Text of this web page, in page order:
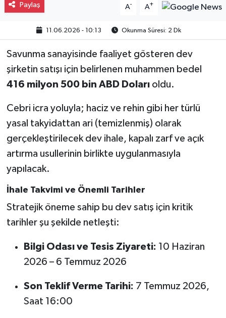
Paylaş A- A+
11.06.2026 - 10:13 Okunma Süresi: 2 Dk
Savunma sanayisinde faaliyet gösteren dev
şirketin satışı için belirlenen muhammen bedel
416 milyon 500 bin ABD Dolarıoldu.
Cebri icra yoluyla; haciz ve rehin gibi her türlü
yasal takyidattan ari (temizlenmiş) olarak
gerçekleştirilecek dev ihale, kapalı zarf ve açık
artırma usullerinin birlikte uygulanmasıyla
yapılacak.
İhale Takvimi ve Önemli Tarihler
Stratejik öneme sahip bu dev satış için kritik
tarihler şu şekilde netleşti:
Bilgi Odası ve Tesis Ziyareti: 10 Haziran
2026 – 6 Temmuz 2026
Son Teklif Verme Tarihi: 7 Temmuz 2026,
Saat 16:00